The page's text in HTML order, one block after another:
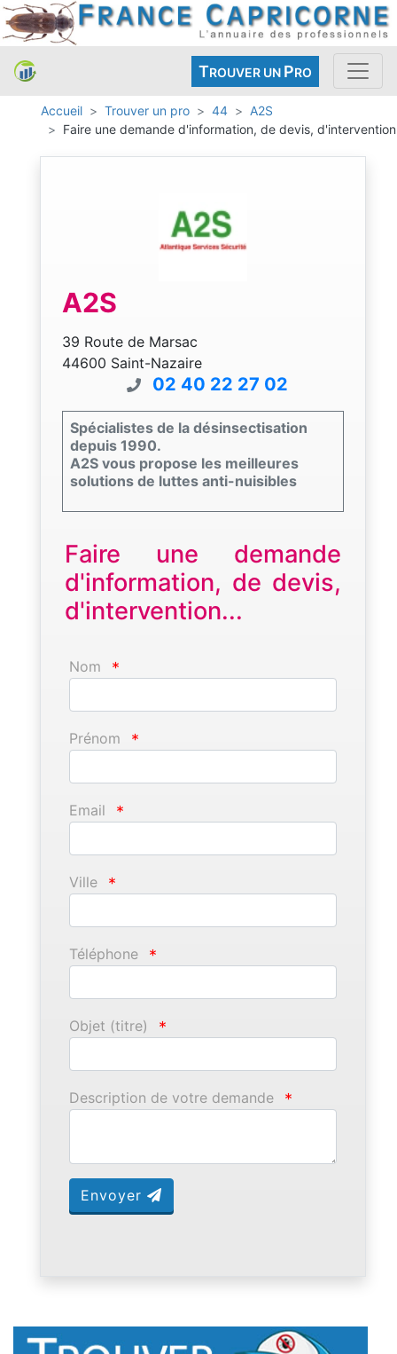
TROUVER UN PRO
Accueil Trouver un pro 44
A2S
Faire une demande d'information, de devis, d'intervention
A2S
39 Route de Marsac
44600 Saint-Nazaire
02 40 22 27 02
Spécialistes de la désinsectisation
depuis 1990.
A2S vous propose les meilleures
solutions de luttes anti-nuisibles
Faire une demande
d'information, de devis,
d'intervention...
Nom *
Prénom *
Email *
Ville *
Téléphone *
Objet (titre) *
Description de votre demande *
Envoyer